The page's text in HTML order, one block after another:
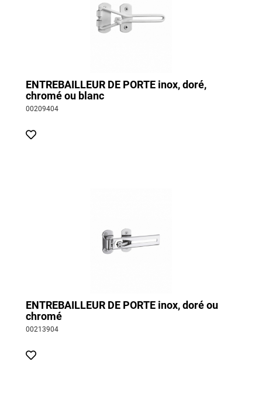
ENTREBAILLEUR DE PORTE inox, doré,
chromé ou blanc
00209404
ENTREBAILLEUR DE PORTE inox, doré ou
chromé
00213904